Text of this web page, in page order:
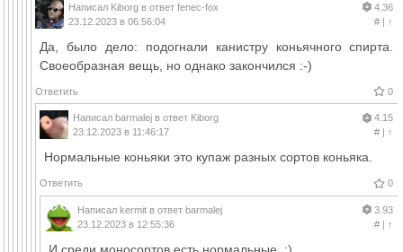
Написал Kiborg в ответ fenec-fox
23.12.2023 в 06:56:04
4.36
#| ↑
Да, было дело: подогнали канистру коньячного спирта.
Своеобразная вещь, но однако закончился :-)
Ответить 0
Написал barmalej в ответ Kiborg
23.12.2023 в 11:46:17
4.15
#| ↑
Нормальные коньяки это купаж разных сортов коньяка.
Ответить 0
Написал kermit в ответ barmalej
23.12.2023 в 12:55:36
3.93
#| ↑